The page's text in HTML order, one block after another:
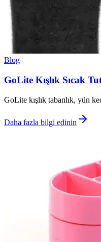
Blog
GoLite Kışlık Sıcak
GoLite kışlık tabanlık, yün
Daha fazla bilgi edinin